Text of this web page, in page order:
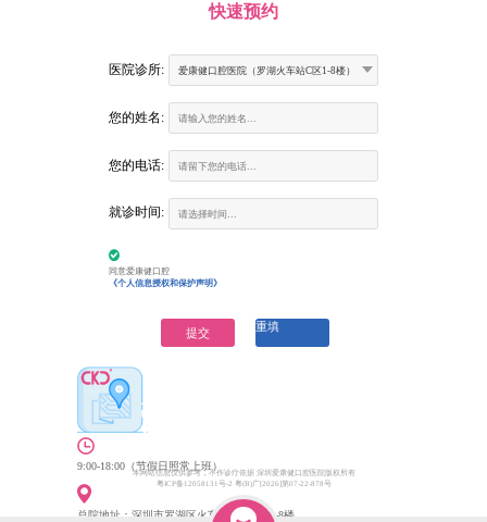
富康口腔门诊部
营业时间： 9:00-18:00 （節假日照常上班）
(深圳) 0755-6130263
医院地址：
店二楼、罗湖地铁站D出口垂直电梯3楼）
快速预约
医院诊所: 爱康健口腔医院（罗湖火车站C区1-8楼）
您的姓名:
您的电话:
就诊时间:
同意爱康健口腔
《个人信息授权和保护声明》
提交 重填
9:00-18:00（节假日照常上班）
总院地址：深圳市罗湖区火车站大厦C区1-8楼
本网站信息仅供参考，不作诊疗依据 深圳爱康健口腔医院版权所有
粤ICP备12058131号-2 粤(B)广[2026]第07-22-878号